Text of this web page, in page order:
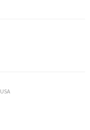
USA